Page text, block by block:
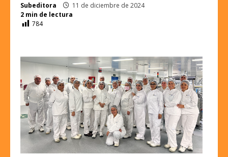
Subeditora
11 de diciembre de 2024
2 min de lectura
784